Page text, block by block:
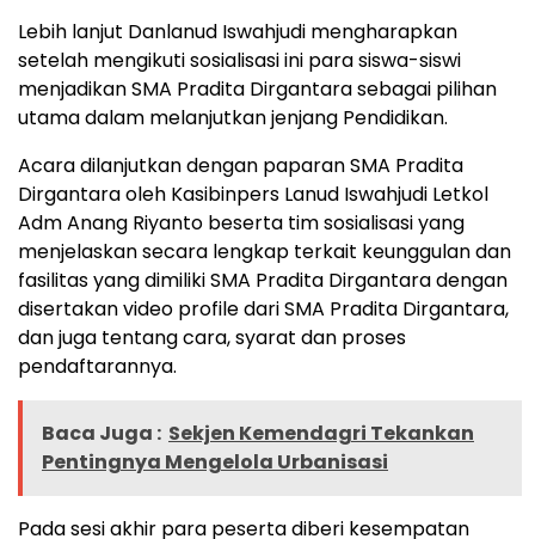
Lebih lanjut Danlanud Iswahjudi mengharapkan
setelah mengikuti sosialisasi ini para siswa-siswi
menjadikan SMA Pradita Dirgantara sebagai pilihan
utama dalam melanjutkan jenjang Pendidikan.
Acara dilanjutkan dengan paparan SMA Pradita
Dirgantara oleh Kasibinpers Lanud Iswahjudi Letkol
Adm Anang Riyanto beserta tim sosialisasi yang
menjelaskan secara lengkap terkait keunggulan dan
fasilitas yang dimiliki SMA Pradita Dirgantara dengan
disertakan video profile dari SMA Pradita Dirgantara,
dan juga tentang cara, syarat dan proses
pendaftarannya.
Baca Juga : Sekjen Kemendagri Tekankan
Pentingnya Mengelola Urbanisasi
Pada sesi akhir para peserta diberi kesempatan